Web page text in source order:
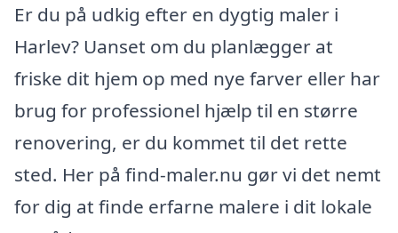
Er du på udkig efter en dygtig maler i
Harlev? Uanset om du planlægger at
friske dit hjem op med nye farver eller har
brug for professionel hjælp til en større
renovering, er du kommet til det rette
sted. Her på find-maler.nu gør vi det nemt
for dig at finde erfarne malere i dit lokale